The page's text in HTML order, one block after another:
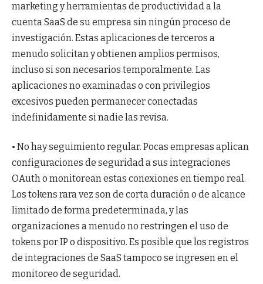
marketing y herramientas de productividad a la
cuenta SaaS de su empresa sin ningún proceso de
investigación. Estas aplicaciones de terceros a
menudo solicitan y obtienen amplios permisos,
incluso si son necesarios temporalmente. Las
aplicaciones no examinadas o con privilegios
excesivos pueden permanecer conectadas
indefinidamente si nadie las revisa.
• No hay seguimiento regular. Pocas empresas aplican
configuraciones de seguridad a sus integraciones
OAuth o monitorean estas conexiones en tiempo real.
Los tokens rara vez son de corta duración o de alcance
limitado de forma predeterminada, y las
organizaciones a menudo no restringen el uso de
tokens por IP o dispositivo. Es posible que los registros
de integraciones de SaaS tampoco se ingresen en el
monitoreo de seguridad.